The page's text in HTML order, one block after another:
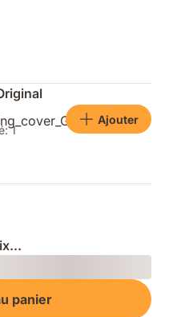
1
Ajouter
panier